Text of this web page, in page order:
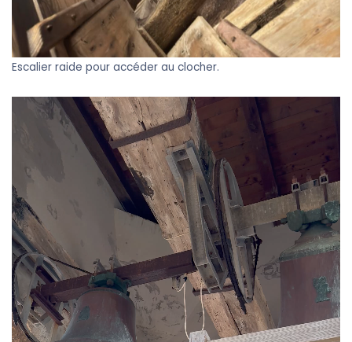
Escalier raide pour accéder au clocher.